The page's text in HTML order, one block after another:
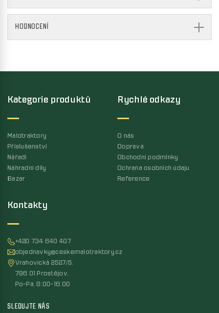
HODNOCENÍ
Kontakty
+420 734 640 407
objednavky@ceskemalotraktory.cz
Vrahovická 2527/5,
796 01 Prostějov,
Po-Pá, 8:00-16:00
SLEDUJTE NÁS
Kategorie produktů
Malotraktory
Příslušenství
Nářadí
Náhradní díly
Bazar
Rychlé odkazy
O nás
Doprava
Obchodní podmínky
Ochrana osobních údaju
Reference